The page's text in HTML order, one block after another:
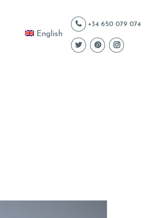
+34 650 079 074
English